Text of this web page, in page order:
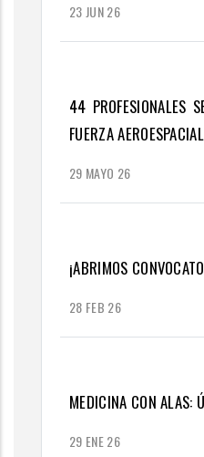
23 JUN 26
44 PROFESIONALES
FUERZA
29 MAYO 26
¡ABRIMOS
28 FEB 26
MEDICINA CON ALAS:
29 ENE 26